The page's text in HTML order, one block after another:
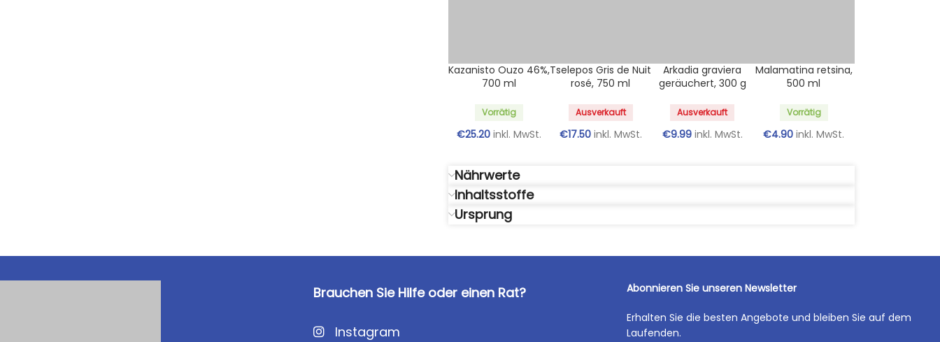
Kazanisto Ouzo 46%,
700 ml
Vorrätig
€25.20 inkl. MwSt.
Tselepos Gris de Nuit
rosé, 750 ml
Ausverkauft
€17.50 inkl. MwSt.
Arkadia graviera
geräuchert, 300 g
Ausverkauft
€9.99 inkl. MwSt.
Malamatina retsina,
500 ml
Vorrätig
€4.90 inkl. MwSt.
Nährwerte
Inhaltsstoffe
Ursprung
Brauchen Sie Hilfe oder einen Rat?
Instagram
Abonnieren Sie unseren Newsletter
Erhalten Sie die besten Angebote und bleiben Sie auf dem
Laufenden.